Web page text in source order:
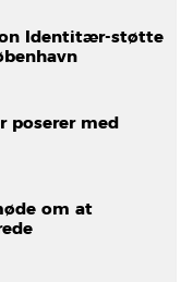
Identitær-støtte
poserer med
om at